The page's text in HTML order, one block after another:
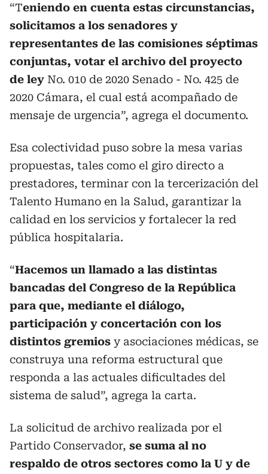
“Teniendo en cuenta estas circunstancias,
solicitamos a los senadores y
representantes de las comisiones séptimas
conjuntas, votar el archivo del proyecto
de ley No. 010 de 2020 Senado - No. 425 de
2020 Cámara, el cual está acompañado de
mensaje de urgencia”, agrega el documento.
Esa colectividad puso sobre la mesa varias
propuestas, tales como el giro directo a
prestadores, terminar con la tercerización del
Talento Humano en la Salud, garantizar la
calidad en los servicios y fortalecer la red
pública hospitalaria.
“Hacemos un llamado a las distintas
bancadas del Congreso de la República
para que, mediante el diálogo,
participación y concertación con los
distintos gremios y asociaciones médicas, se
construya una reforma estructural que
responda a las actuales dificultades del
sistema de salud”, agrega la carta.
La solicitud de archivo realizada por el
Partido Conservador, se suma al no
respaldo de otros sectores como la U y de